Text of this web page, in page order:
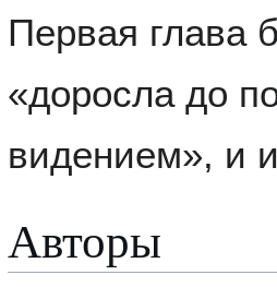
Первая глава
«доросла до
видением», и
Авторы